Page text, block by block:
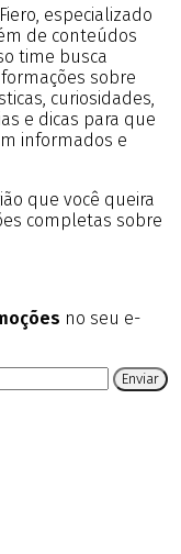
especializado
de conteúdos
time busca
sobre
curiosidades,
e dicas para que
informados e
que você queira
completas sobre
no seu e-
Enviar